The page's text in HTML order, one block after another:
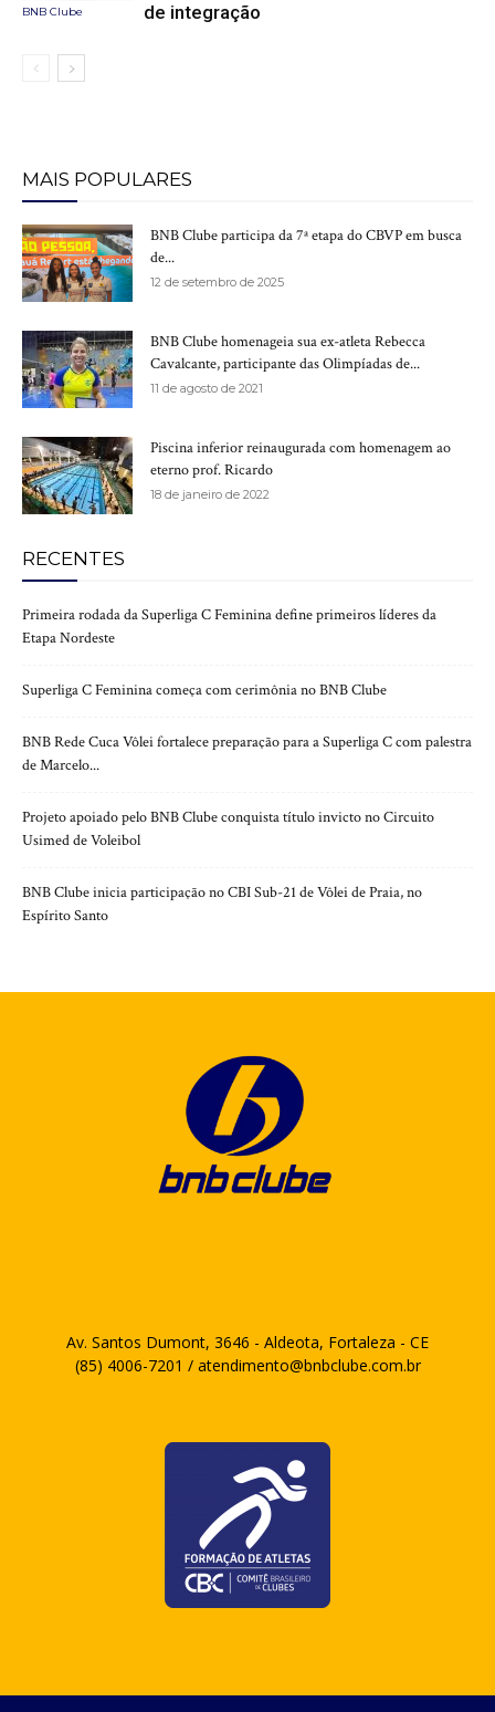
BNB Clube
de integração
MAIS POPULARES
BNB Clube participa da 7ª etapa do CBVP em busca
de...
12 de setembro de 2025
BNB Clube homenageia sua ex-atleta Rebecca
Cavalcante, participante das Olimpíadas de...
11 de agosto de 2021
Piscina inferior reinaugurada com homenagem ao
eterno prof. Ricardo
18 de janeiro de 2022
RECENTES
Primeira rodada da Superliga C Feminina define primeiros líderes da
Etapa Nordeste
Superliga C Feminina começa com cerimônia no BNB Clube
BNB Rede Cuca Vôlei fortalece preparação para a Superliga C com palestra
de Marcelo...
Projeto apoiado pelo BNB Clube conquista título invicto no Circuito
Usimed de Voleibol
BNB Clube inicia participação no CBI Sub-21 de Vôlei de Praia, no
Espírito Santo
Av. Santos Dumont, 3646 - Aldeota, Fortaleza - CE
(85) 4006-7201 / atendimento@bnbclube.com.br